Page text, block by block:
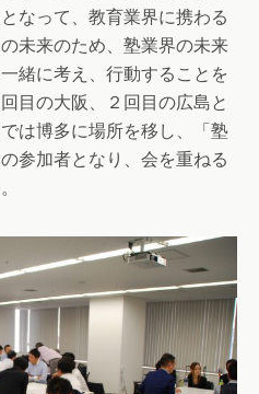
なって、教育業界に携わる
未来のため、塾業界の未来
緒に考え、行動することを
目の大阪、２回目の広島と
は博多に場所を移し、「塾
参加者となり、会を重ねる